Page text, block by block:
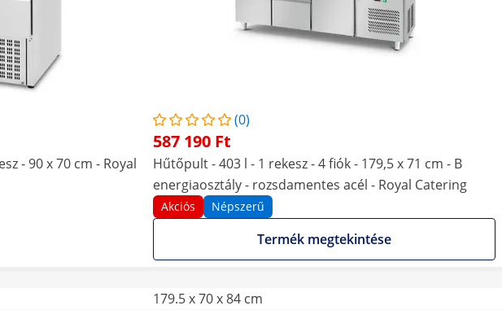
- 90 x 70 cm - Royal
(0)
587 190 Ft
Hűtőpult - 403 l - 1 rekesz - 4 fiók - 179,5 x 71 cm - B
energiaosztály - rozsdamentes acél - Royal Catering
Akciós Népszerű
Termék megtekintése
179.5 x 70 x 84 cm